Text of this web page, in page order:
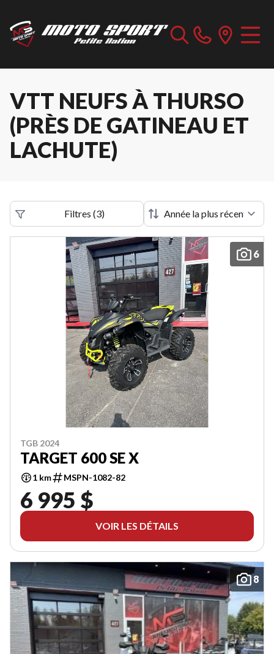
VTT NEUFS À THURSO
(PRÈS DE GATINEAU ET
LACHUTE)
Filtres (3)
6
TGB 2024
TARGET 600 SE X
1 km MSPN-1082-82
6 995 $
VOIR LES DÉTAILS
8